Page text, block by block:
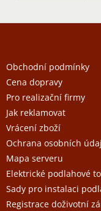
Z
aObchodní podmínky
Cena dopravy
Pro realizační firmy
Jak reklamovat
Vrácení zboží
Ochrana osobních
Mapa serveru
Elektrické podlahové
Sady pro instalaci
Registrace doživotní